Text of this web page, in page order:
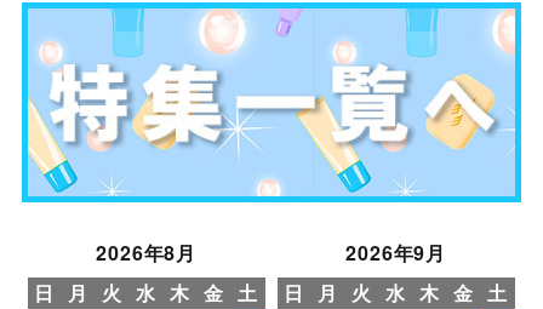
2026年8月
日
月 火 水 木 金 土
2026年9月
日
月 火 水 木 金 土